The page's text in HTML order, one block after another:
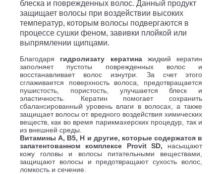
блеска и поврежденных волос. Данный продукт
защищает волосы при воздействии высоких
температур, которым волосы подвергаются в
процессе сушки феном, завивки плойкой или
выпрямлении щипцами.
Благодаря гидролизату кератинажидкий кератин
заполняет пустоты поврежденных волос и
восстанавливает волос изнутри. За счет этого
сглаживается поверхность волоса, предотвращается
пушистость, пористость, улучшается блеск и
эластичность. Кератин помогает сохранить
сбалансированный уровень влаги в волосах, а также
защищает волосы от вредного воздействия химических
веществ, как во время парикмахерских процедур, так и
из внешней среды.
Витамины А, В5, Н и другие, которые содержатся в
запатентованном комплексе Provit SD, насыщают
кожу головы и волосы питательными веществами,
защищают волосы и предотвращают сухость волос,
ломкость и сечение.